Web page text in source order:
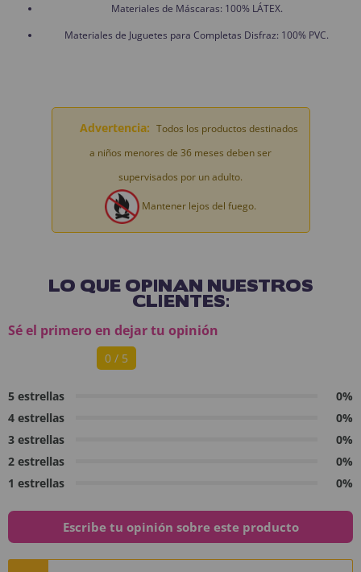
Materiales de Máscaras: 100% LÁTEX.
Materiales de Juguetes para Completas Disfraz: 100% PVC.
Advertencia: Todos los productos destinados
a niños menores de 36 meses deben ser
supervisados por un adulto.
Mantener lejos del fuego.
LO QUE OPINAN NUESTROS
CLIENTES:
Sé el primero en dejar tu opinión
0 / 5
5 estrellas
0%
4 estrellas
0%
3 estrellas
0%
2 estrellas
0%
1 estrellas
0%
Escribe tu opinión sobre este producto